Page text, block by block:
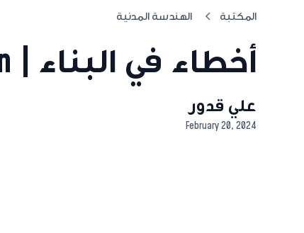
المكتبة الهندسة المدنية
أخطاء في البناء | Mistakes-in-construction
علي قدور
February 20, 2024